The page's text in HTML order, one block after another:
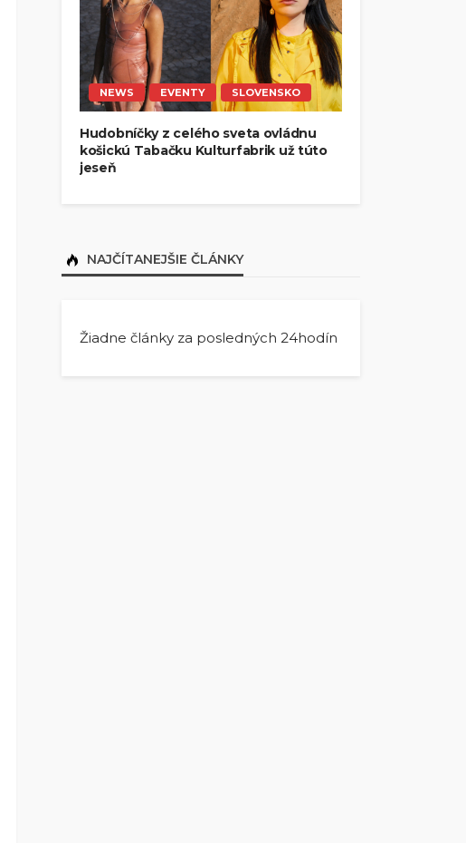
NEWS EVENTY SLOVENSKO
Hudobníčky z celého sveta ovládnu
košickú Tabačku Kulturfabrik už túto
jeseň
NAJČÍTANEJŠIE ČLÁNKY
Žiadne články za posledných 24hodín